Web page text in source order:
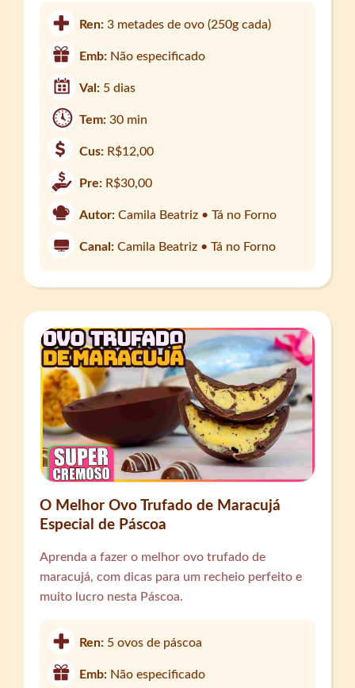
Ren:3 metades de ovo (250g cada)
Emb: Não especificado
Val: 5 dias
Tem:30 min
Cus: R$12,00
Pre: R$30,00
Autor: Camila Beatriz • Tá no Forno
Canal: Camila Beatriz • Tá no Forno
O Melhor Ovo Trufado de Maracujá
Especial de Páscoa
Aprenda a fazer o melhor ovo trufado de
maracujá, com dicas para um recheio perfeito e
muito lucro nesta Páscoa.
Ren: 5 ovos de páscoa
Emb: Não especificado